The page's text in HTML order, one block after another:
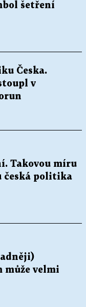
šetření
Česka.
v
Takovou míru
česká politika
může velmi